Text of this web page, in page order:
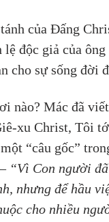
của Đấng
lệ độc giả của
cho sự sống đời
nào? Mác đã viết
xu Christ, Tôi tớ
“câu gốc”
“Vì Con người đã
nhưng để hầu
cho nhiều